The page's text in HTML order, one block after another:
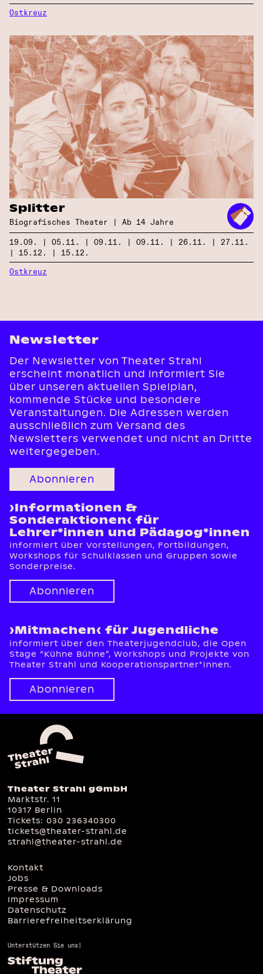
Ostkreuz
Splitter
Biografisches Theater | Ab 14 Jahre
19.09. | 05.11. | 09.11. | 09.11. | 26.11. | 27.11.
| 15.12. | 15.12.
Ostkreuz
Newsletter
Der Newsletter von Theater Strahl
erscheint monatlich und informiert Sie
über unseren aktuellen Spielplan,
kommende Stücke und besondere
Veranstaltungen. Die Adressen werden
ausschließlich zum Versand des
Newsletters verwendet und nicht an Dritte
weitergegeben.
Abonnieren
›Informationen &
Sonderaktionen‹ für
Lehrer*innen und Pädagog*innen
informiert über Vorstellungen, Fortbildungen,
Workshops für Schulklassen und Gruppen sowie
Sonderpreise.
Abonnieren
›Mitmachen‹ für Jugendliche
informiert über den Theaterjugendclub, die Open
Stage “Kühne Bühne”, Workshops und Projekte von
Theater Strahl und Kooperationspartner*innen.
Abonnieren
Theater Strahl gGmbH
Marktstr. 11
10317 Berlin
Tickets:030 236340300
tickets@theater-strahl.de
strahl@theater-strahl.de
Kontakt
Jobs
Presse & Downloads
Impressum
Datenschutz
Barrierefreiheitserklärung
Unterstützen Sie uns!